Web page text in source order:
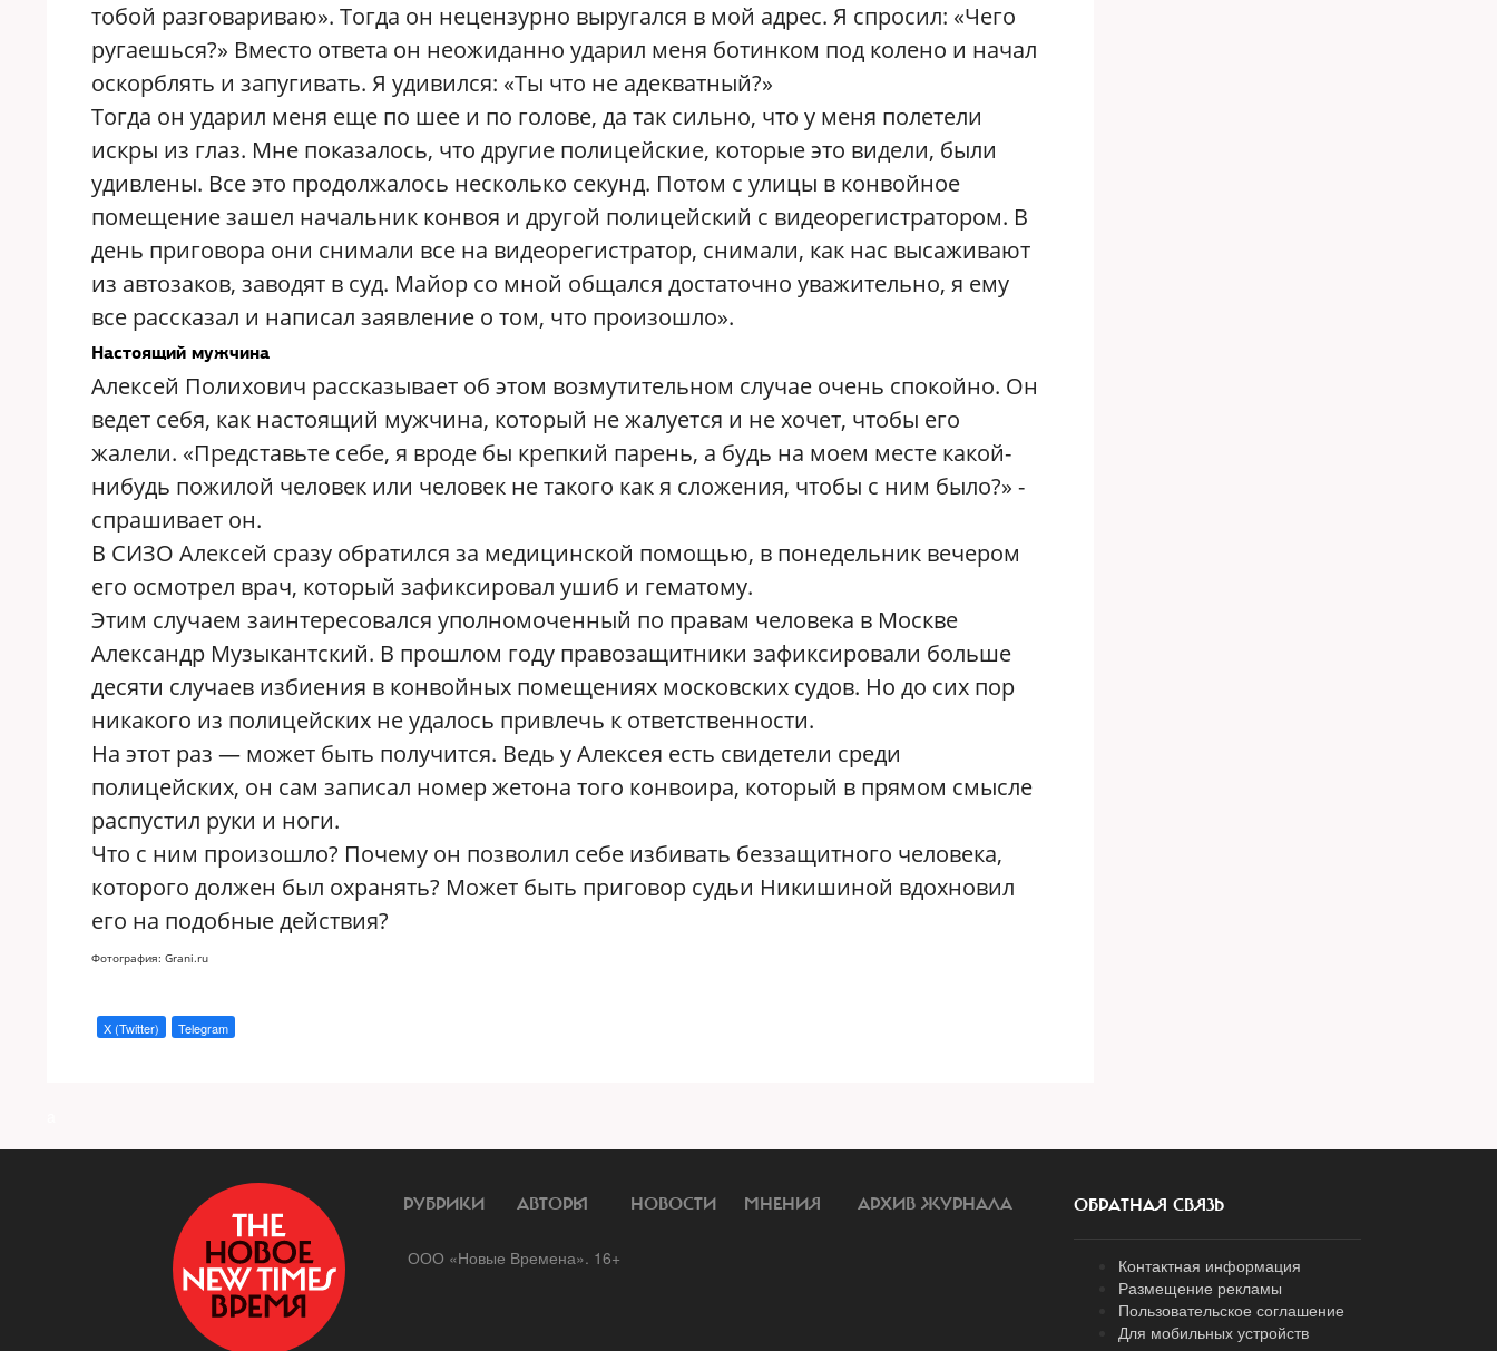
тобой разговариваю». Тогда он нецензурно выругался в мой адрес. Я спросил: «Чего
ругаешься?» Вместо ответа он неожиданно ударил меня ботинком под колено и начал
оскорблять и запугивать. Я удивился: «Ты что не адекватный?»
Тогда он ударил меня еще по шее и по голове, да так сильно, что у меня полетели
искры из глаз. Мне показалось, что другие полицейские, которые это видели, были
удивлены. Все это продолжалось несколько секунд. Потом с улицы в конвойное
помещение зашел начальник конвоя и другой полицейский с видеорегистратором. В
день приговора они снимали все на видеорегистратор, снимали, как нас высаживают
из автозаков, заводят в суд. Майор со мной общался достаточно уважительно, я ему
все рассказал и написал заявление о том, что произошло».
Настоящий мужчина
Алексей Полихович рассказывает об этом возмутительном случае очень спокойно. Он
ведет себя, как настоящий мужчина, который не жалуется и не хочет, чтобы его
жалели. «Представьте себе, я вроде бы крепкий парень, а будь на моем месте какой-
нибудь пожилой человек или человек не такого как я сложения, чтобы с ним было?» -
спрашивает он.
В СИЗО Алексей сразу обратился за медицинской помощью, в понедельник вечером
его осмотрел врач, который зафиксировал ушиб и гематому.
Этим случаем заинтересовался уполномоченный по правам человека в Москве
Александр Музыкантский. В прошлом году правозащитники зафиксировали больше
десяти случаев избиения в конвойных помещениях московских судов. Но до сих пор
никакого из полицейских не удалось привлечь к ответственности.
На этот раз — может быть получится. Ведь у Алексея есть свидетели среди
полицейских, он сам записал номер жетона того конвоира, который в прямом смысле
распустил руки и ноги.
Что с ним произошло? Почему он позволил себе избивать беззащитного человека,
которого должен был охранять? Может быть приговор судьи Никишиной вдохновил
его на подобные действия?
Фотография: Grani.ru
X (Twitter) Telegram
РУБРИКИ АВТОРЫ НОВОСТИ МНЕНИЯ АРХИВ ЖУРНАЛА
ООО «Новые Времена». 16+
ОБРАТНАЯ СВЯЗЬ
Контактная информация
Размещение рекламы
Пользовательское соглашение
Для мобильных устройств